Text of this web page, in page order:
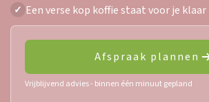
Afspraak plannen
Vrijblijvend advies - binnen één minuut gepland
✓ Een verse kop koffie staat voor je klaar